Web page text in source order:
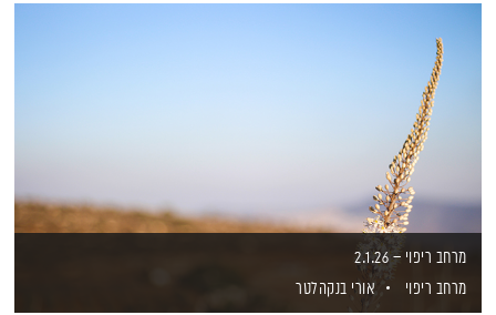
מרחב ריפוי – 2.1.26
מרחב ריפוי
אורי בנקהלטר